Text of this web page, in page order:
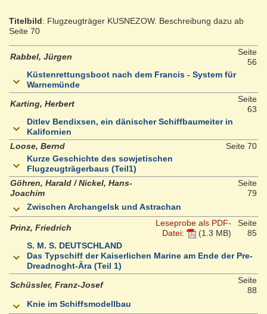
Titelbild: Flugzeugträger KUSNEZOW. Beschreibung dazu ab
Seite 70
Rabbel, Jürgen
Seite
56
Küstenrettungsboot nach dem Francis - System für
Warnemünde
Karting, Herbert
Seite
63
Ditlev Bendixsen, ein dänischer Schiffbaumeiter in
Kalifornien
Loose, Bernd
Seite 70
Kurze Geschichte des sowjetischen
Flugzeugträgerbaus (Teil1)
Göhren, Harald / Nickel, Hans-
Joachim
Seite
79
Zwischen Archangelsk und Astrachan
Prinz, Friedrich
Leseprobe als PDF-
Datei:
(1.3 MB)
Seite
85
S. M. S. DEUTSCHLAND
Das Typschiff der Kaiserlichen Marine am Ende der Pre-
Dreadnoght-Ära (Teil 1)
Schüssler, Franz-Josef
Seite
88
Knie im Schiffsmodellbau